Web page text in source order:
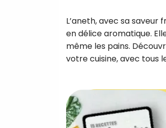
L’aneth, avec sa
en délice aromatique.
même les pains.
votre cuisine, avec tous